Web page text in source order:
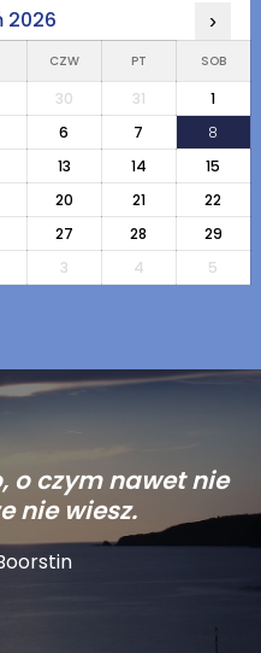
2026 ›
CZW PT SOB
30 31
1
6 7
8
13 14
15
20 21
22
27 28
29
3 4 5
o czym nawet nie
nie wiesz.